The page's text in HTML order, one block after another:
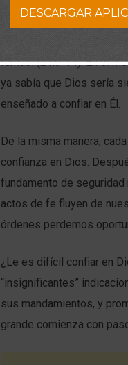
A lo largo de su vida,
Ismael (21.9-14). En el
ya sabía que Dios sería
enseñado a confiar en Él.
De la misma manera,
confianza en Dios.
fundamento de
actos de fe fluyen de
órdenes perdemos
¿Le es difícil confiar en
“insignificantes”
sus mandamientos, y
grande comienza con
DESCARGAR